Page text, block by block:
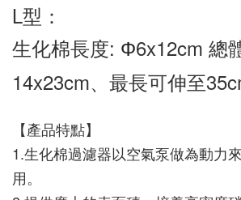
L型：
生化棉長度: Φ6x12cm 總
14x23cm、最長可伸至
【產品特點】
1.生化棉過濾器以空氣泵做為動力
用。